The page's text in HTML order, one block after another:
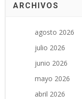
ARCHIVOS
agosto 2026
julio 2026
junio 2026
mayo 2026
abril 2026